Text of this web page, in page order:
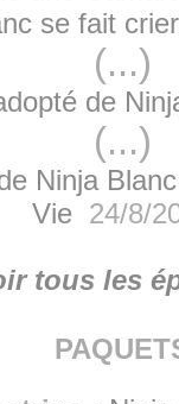
se fait
(...)
de
(...)
Ninja
Vie24/8/
tous les